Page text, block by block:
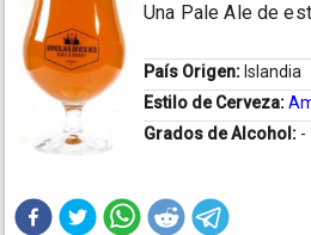
Una Pale Ale de
País Origen: Islandia
Estilo de Cerveza:
Grados de Alcohol: -